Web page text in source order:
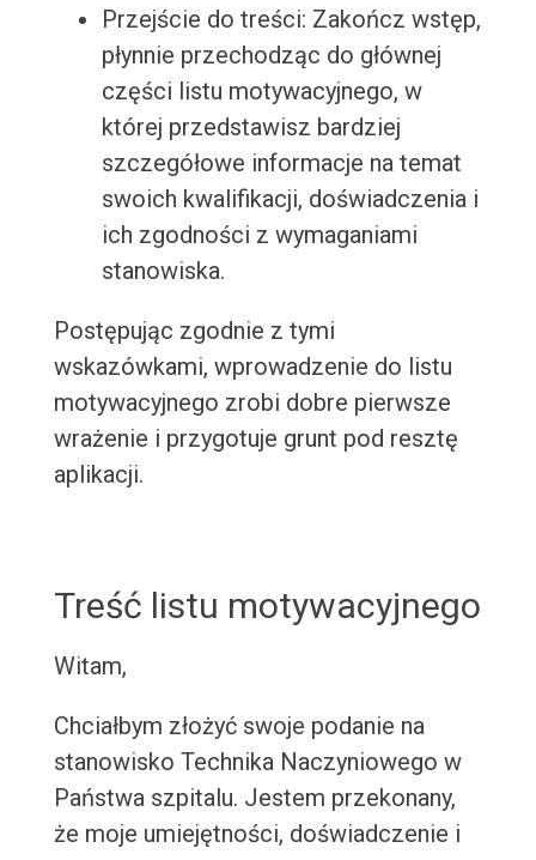
Przejście do treści: Zakończ wstęp,
płynnie przechodząc do głównej
części listu motywacyjnego, w
której przedstawisz bardziej
szczegółowe informacje na temat
swoich kwalifikacji, doświadczenia i
ich zgodności z wymaganiami
stanowiska.
Postępując zgodnie z tymi
wskazówkami, wprowadzenie do listu
motywacyjnego zrobi dobre pierwsze
wrażenie i przygotuje grunt pod resztę
aplikacji.
Treść listu motywacyjnego
Witam,
Chciałbym złożyć swoje podanie na
stanowisko Technika Naczyniowego w
Państwa szpitalu. Jestem przekonany,
że moje umiejętności, doświadczenie i